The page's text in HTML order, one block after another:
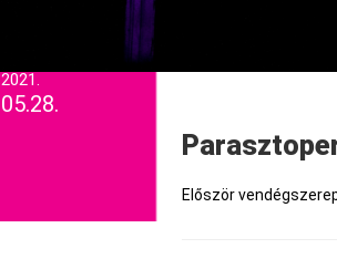
2021.
05.28.
Először